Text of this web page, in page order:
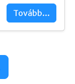
Tovább...